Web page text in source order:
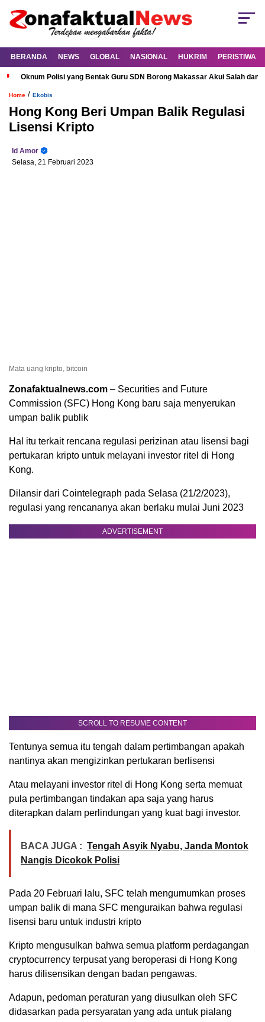
BERANDA NEWS GLOBAL NASIONAL HUKRIM PERISTIWA
Oknum Polisi yang Bentak Guru SDN Borong Makassar Akui Salah dan
Home / Ekobis
Hong Kong Beri Umpan Balik Regulasi
Lisensi Kripto
Id Amor
Selasa, 21 Februari 2023
Mata uang kripto, bitcoin
Zonafaktualnews.com – Securities and Future
Commission (SFC) Hong Kong baru saja menyerukan
umpan balik publik
Hal itu terkait rencana regulasi perizinan atau lisensi bagi
pertukaran kripto untuk melayani investor ritel di Hong
Kong.
Dilansir dari Cointelegraph pada Selasa (21/2/2023),
regulasi yang rencananya akan berlaku mulai Juni 2023
ADVERTISEMENT
SCROLL TO RESUME CONTENT
Tentunya semua itu tengah dalam pertimbangan apakah
nantinya akan mengizinkan pertukaran berlisensi
Atau melayani investor ritel di Hong Kong serta memuat
pula pertimbangan tindakan apa saja yang harus
diterapkan dalam perlindungan yang kuat bagi investor.
BACA JUGA : Tengah Asyik Nyabu, Janda Montok
Nangis Dicokok Polisi
Pada 20 Februari lalu, SFC telah mengumumkan proses
umpan balik di mana SFC menguraikan bahwa regulasi
lisensi baru untuk industri kripto
Kripto mengusulkan bahwa semua platform perdagangan
cryptocurrency terpusat yang beroperasi di Hong Kong
harus dilisensikan dengan badan pengawas.
Adapun, pedoman peraturan yang diusulkan oleh SFC
didasarkan pada persyaratan yang ada untuk pialang